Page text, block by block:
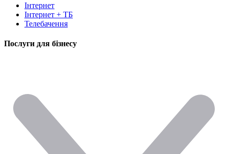
Інтернет
Інтернет + ТБ
Телебачення
Послуги для бізнесу